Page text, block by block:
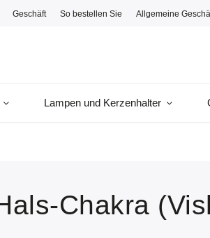
Geschäft So bestellen Sie Allgemeine
Lampen und Kerzenhalter
Chakra